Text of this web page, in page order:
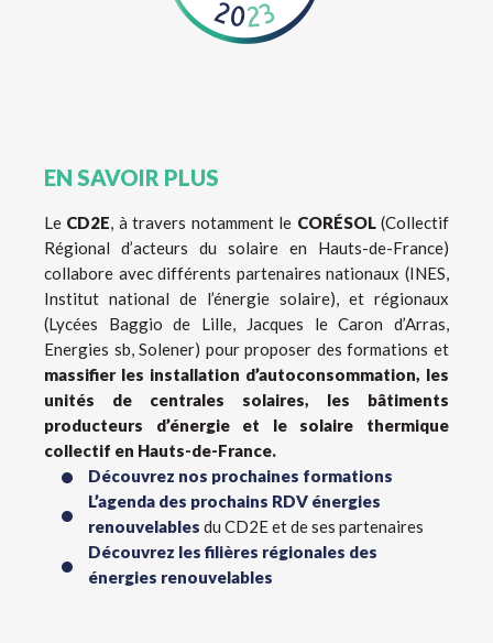
EN SAVOIR PLUS
Le CD2E, à travers notamment le CORÉSOL(Collectif
Régional d’acteurs du solaire en Hauts-de-France)
collabore avec différents partenaires nationaux (INES,
Institut national de l’énergie solaire), et régionaux
(Lycées Baggio de Lille, Jacques le Caron d’Arras,
Energies sb, Solener) pour proposer des formations et
massifier les installation d’autoconsommation, les
unités de centrales solaires, les bâtiments
producteurs d’énergie et le solaire thermique
collectif en Hauts-de-France.
Découvrez nos prochaines formations
L’agenda des prochains RDV énergies
renouvelables du CD2E et de ses partenaires
Découvrez les filières régionales des
énergies renouvelables